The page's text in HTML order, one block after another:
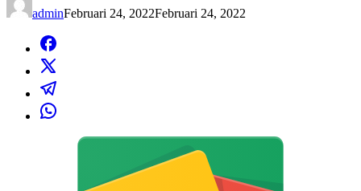
adminFebruari 24, 2022Februari 24, 2022